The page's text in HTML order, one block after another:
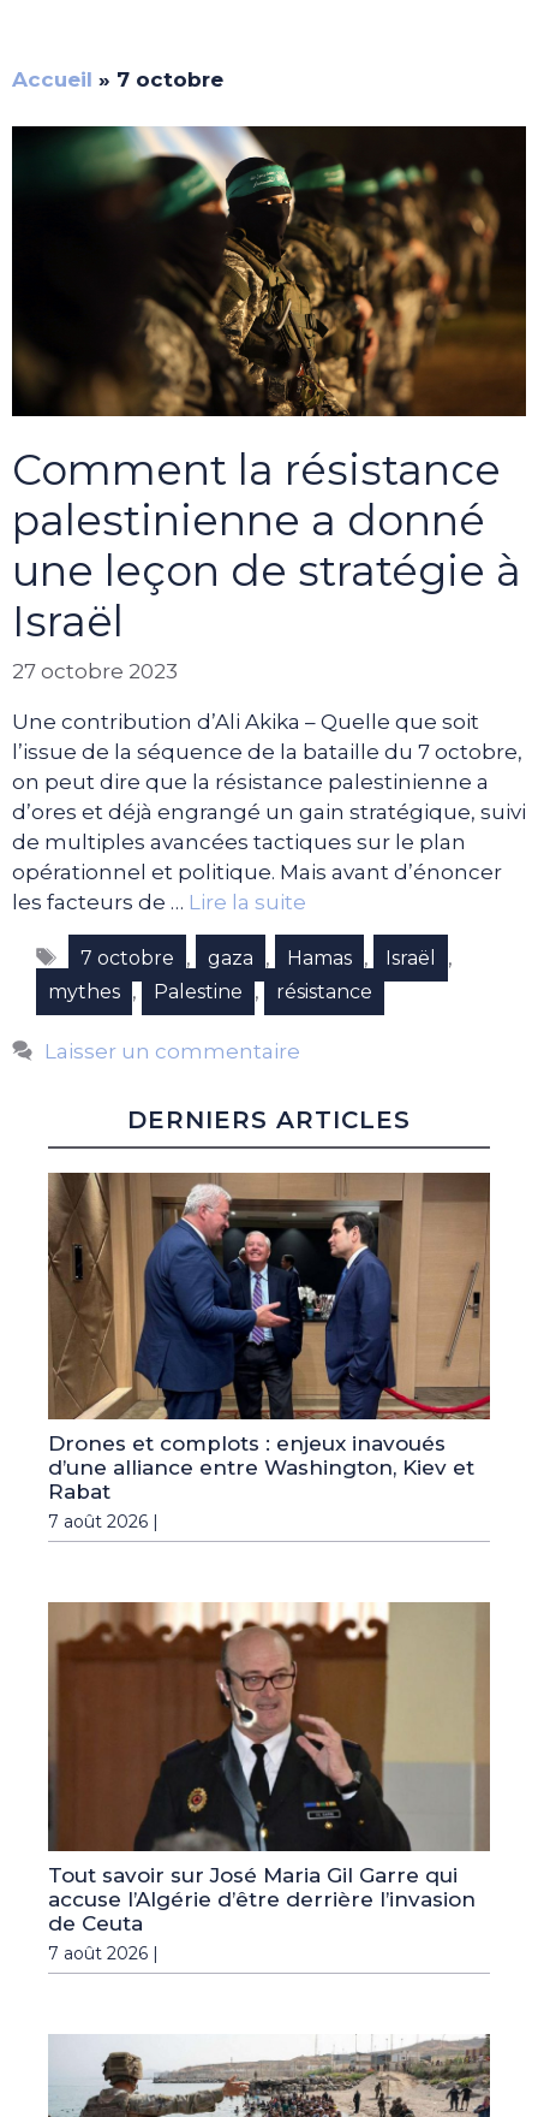
Accueil » 7 octobre
Comment la résistance
palestinienne a donné
une leçon de stratégie à
Israël
27 octobre 2023
Une contribution d’Ali Akika – Quelle que soit
l’issue de la séquence de la bataille du 7 octobre,
on peut dire que la résistance palestinienne a
d’ores et déjà engrangé un gain stratégique, suivi
de multiples avancées tactiques sur le plan
opérationnel et politique. Mais avant d’énoncer
les facteurs de … Lire la suite
Étiquettes
7 octobre , gaza , Hamas , Israël ,
mythes , Palestine , résistance
Laisser un commentaire
DERNIERS ARTICLES
Drones et complots : enjeux inavoués
d’une alliance entre Washington, Kiev et
Rabat
7 août 2026 |
Tout savoir sur José Maria Gil Garre qui
accuse l’Algérie d’être derrière l’invasion
de Ceuta
7 août 2026 |